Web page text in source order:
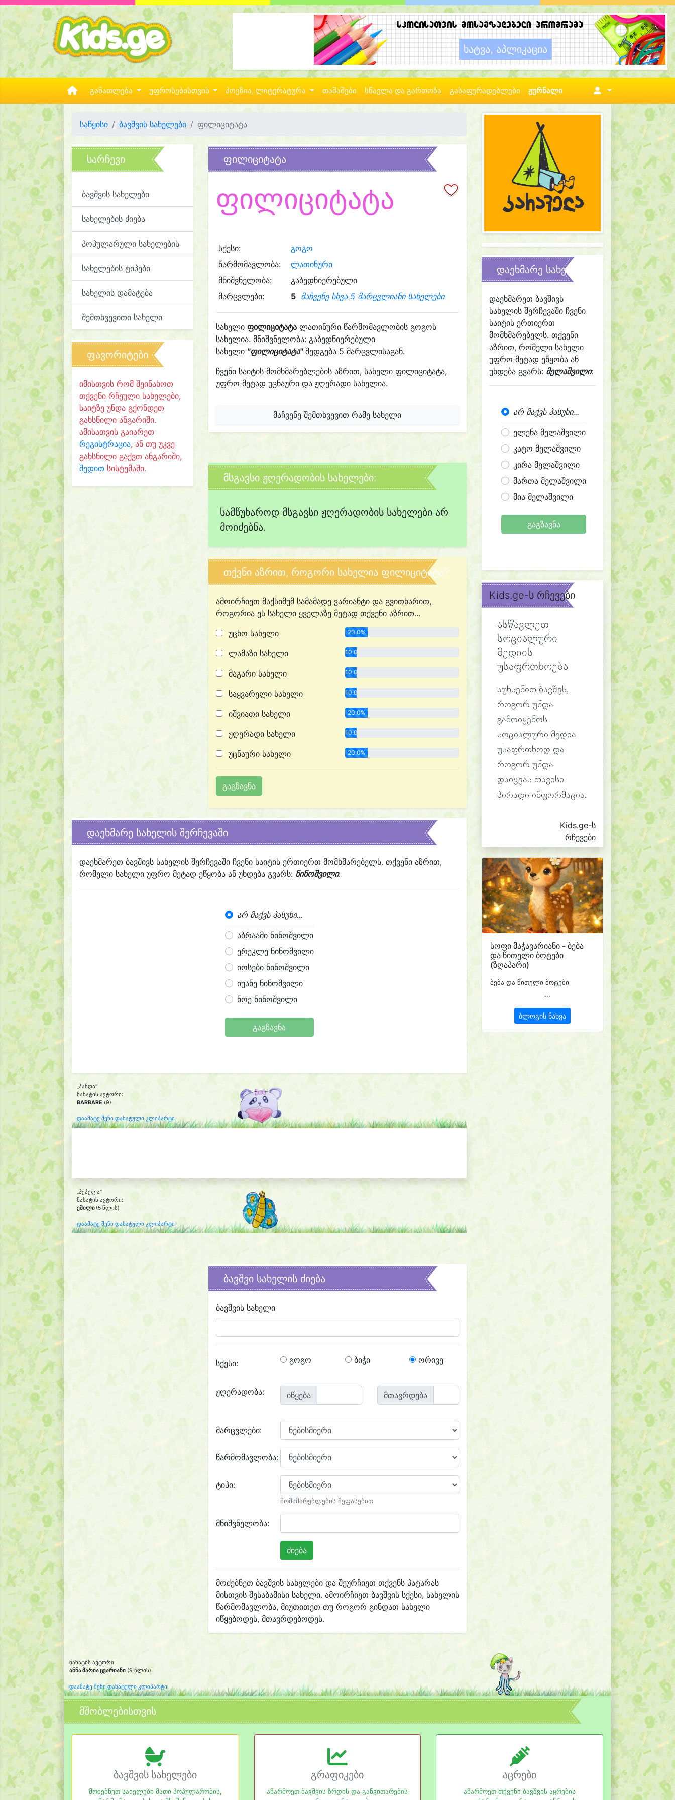
განათლება უფროსებისთვის პოეზია, ლიტერატურა თამაშები სწავლა და გართობა გასაფერადებლები ჟურნალი
საწყისი ბავშვის სახელები ფილიციტატა
სარჩევი
ბავშვის სახელები
სახელების ძიება
პოპულარული სახელების
სახელების ტიპები
სახელის დამატება
შემთხვევითი სახელი
ფავორიტები
იმისთვის რომ შეინახოთ
თქვენი რჩეული სახელები,
საიტზე უნდა გქონდეთ
გახსნილი ანგარიში.
ამისათვის გაიარეთ
რეგისტრაცია, ან თუ უკვე
გახსნილი გაქვთ ანგარიში,
შედით სისტემაში.
ფილიციტატა
ფილიციტატა
სქესი:
გოგო
წარმომავლობა:
ლათინური
მნიშვნელობა:
გაბედნიერებული
მარცვლები:
5 მაჩვენე სხვა 5 მარცვლიანი სახელები
სახელი ფილიციტატალათინური წარმომავლობის გოგოს
სახელია. მნიშვნელობა: გაბედნიერებული
სახელი "ფილიციტატა"შედგება 5 მარცვლისაგან.
ჩვენი საიტის მომხმარებლების აზრით, სახელი ფილიციტატა,
უფრო მეტად უცნაური და ჟღერადი სახელია.
მაჩვენე შემთხვევით რამე სახელი
მსგავსი ჟღერადობის სახელები:
სამწუხაროდ მსგავსი ჟღერადობის სახელები არ
მოიძებნა.
თქვნი აზრით, როგორი სახელია ფილიციტატა?
ამოირჩიეთ მაქსიმუმ სამამადე ვარიანტი და გვითხარით,
როგორია ეს სახელი ყველაზე მეტად თქვენი აზრით...
უცხო სახელი
20.0%
ლამაზი სახელი 10.0%
მაგარი სახელი 10.0%
საყვარელი სახელი 10.0%
იშვიათი სახელი 20.0%
ჟღერადი სახელი 10.0%
უცნაური სახელი 20.0%
დაეხმარე სახელის შერჩევაში
დაეხმარეთ ბავშივს სახელის შერჩევაში ჩვენი საიტის ერთიერთ მომხმარებელს. თქვენი აზრით,
რომელი სახელი უფრო მეტად ეწყობა ან უხდება გვარს: ნინოშვილი:
არ მაქვს პასუხი...
აბრაამი ნინოშვილი
ერეკლე ნინოშვილი
იოსები ნინოშვილი
იუანე ნინოშვილი
ნოე ნინოშვილი
გაგზავნა
„პანდა“
ნახატის ავტორი:
BARBARE (9)
დაამატე შენი დახატული კლიპარტი
„პეპელა“
ნახატის ავტორი:
ემილი (5 წლის)
დაამატე შენი დახატული კლიპარტი
ბავშვი სახელის ძიება
ბავშვის სახელი
სქესი: გოგო ბიჭი ორივე
ჟღერადობა: იწყება მთავრდება
მარცვლები:
წარმომავლობა:
ტიპი:
მომხმარებლების შეფასებით
მნიშვნელობა:
მოძებნეთ ბავშვის სახელები და შეურჩიეთ თქვენს პატარას
მისთვის შესაბამისი სახელი. ამოირჩიეთ ბავშვის სქესი, სახელის
წარმომავლობა, მიუთითეთ თუ როგორ გინდათ სახელი
იწყებოდეს, მთავრდებოდეს.
დაეხმარე სახელის შერჩევაში
დაეხმარეთ ბავშივს
სახელის შერჩევაში ჩვენი
საიტის ერთიერთ
მომხმარებელს. თქვენი
აზრით, რომელი სახელი
უფრო მეტად ეწყობა ან
უხდება გვარს: მელაშვილი:
არ მაქვს პასუხი...
ელენა მელაშვილი
კატო მელაშვილი
კირა მელაშვილი
მართა მელაშვილი
მია მელაშვილი
გაგზავნა
Kids.ge-ს რჩევები
ასწავლეთ
სოციალური
მედიის
უსაფრთხოება
აუხსენით ბავშვს,
როგორ უნდა
გამოიყენოს
სოციალური მედია
უსაფრთხოდ და
როგორ უნდა
დაიცვას თავისი
პირადი ინფორმაცია.
Kids.ge-ს
რჩევები
სოფი მაჭავარიანი - ბება
და წითელი ბოტები
(ზღაპარი)
ბება და წითელი ბოტები
...
ბლოგის ნახვა
ნახატის ავტორი:
ანნა მარია ცვარიანი (9 წლის)
დაამატე შენი დახატული კლიპარტი
მშობლებისთვის
ბავშვის სახელები
მოძებნეთ სახელები მათი პოპულარობის,
გრაფიკები
აწარმოეთ ბავშვის ზრდის და განვითარების
აცრები
აწარმოეთ თქვენი ბავშვის აცრების